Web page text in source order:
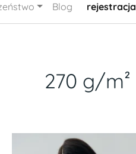
Blog rejestracja
270 g/m²